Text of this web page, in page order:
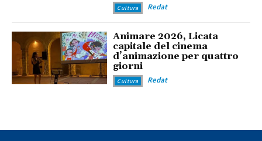
Cultura Redat
Animare 2026, Licata
capitale del cinema
d’animazione per quattro
giorni
Cultura Redat